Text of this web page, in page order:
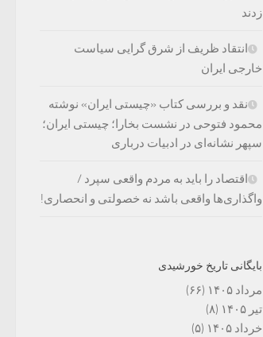
زدند
انتقاد ظریف از شرق گرایی سیاست
خارجی ایران
نقد و بررسی کتاب «چیستی ایران» نوشته
محمود فتوحی در نشست بخارا؛ چیستی ایران؛
سپهر نشانه‌ای در ادبیات درباری
اقتصاد را باید به مردم واقعی سپرد /
واگذاری‌ها واقعی باشد نه خصولتی و انحصاری!
بایگانی تاریخ خورشیدی
مرداد ۱۴۰۵
(۶۶)
تیر ۱۴۰۵
(۸)
خرداد ۱۴۰۵
(۵)